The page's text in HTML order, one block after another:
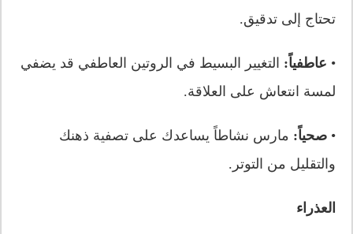
تحتاج إلى تدقيق.
• عاطفياً: التغيير البسيط في الروتين العاطفي قد يضفي
لمسة انتعاش على العلاقة.
•صحياً: مارس نشاطاً يساعدك على تصفية ذهنك
والتقليل من التوتر.
العذراء